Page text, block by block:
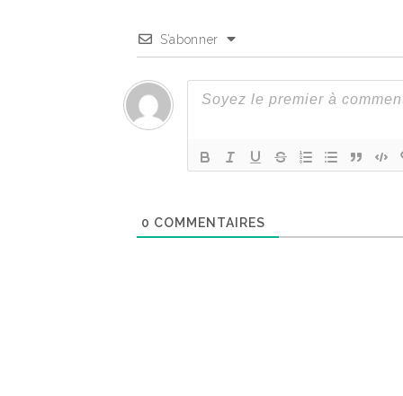
S’abonner
0 COMMENTAIRES